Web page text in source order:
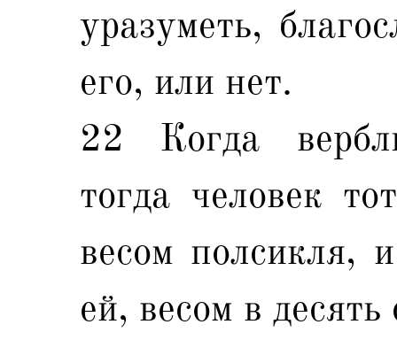
уразуметь,
его, или нет.
22 Когда
тогда человек
весом полсикля,
ей, весом в